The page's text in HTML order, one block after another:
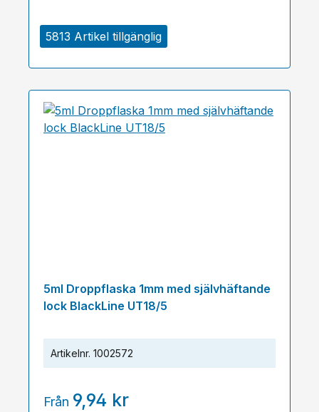
5813 Artikel tillgänglig
5ml Droppflaska 1mm med självhäftande
lock BlackLine UT18/5
Artikelnr. 1002572
Från 9,94 kr